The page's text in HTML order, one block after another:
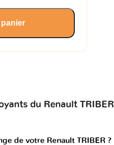
du Renault TRIBER
de votre Renault TRIBER ?